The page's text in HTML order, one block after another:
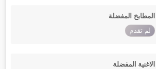
المطابخ المفضلة
لم تقدم
الاغنية المفضلة